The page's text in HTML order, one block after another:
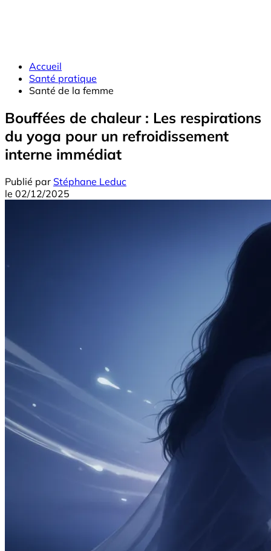
Accueil
Santé pratique
Santé de la femme
Bouffées de chaleur : Les respirations
du yoga pour un refroidissement
interne immédiat
Publié par Stéphane Leduc
le 02/12/2025